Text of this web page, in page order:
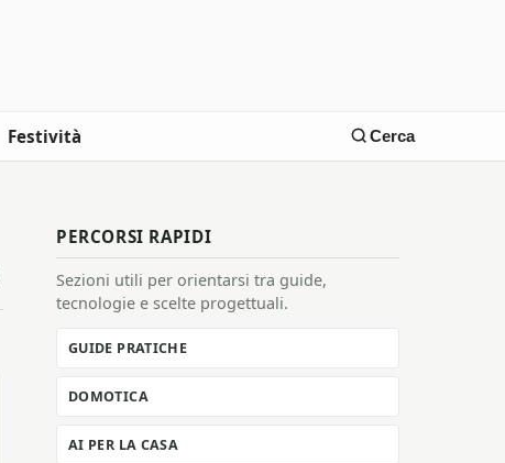
Festività Cerca
PERCORSI RAPIDI
Sezioni utili per orientarsi tra guide,
tecnologie e scelte progettuali.
GUIDE PRATICHE
DOMOTICA
AI PER LA CASA